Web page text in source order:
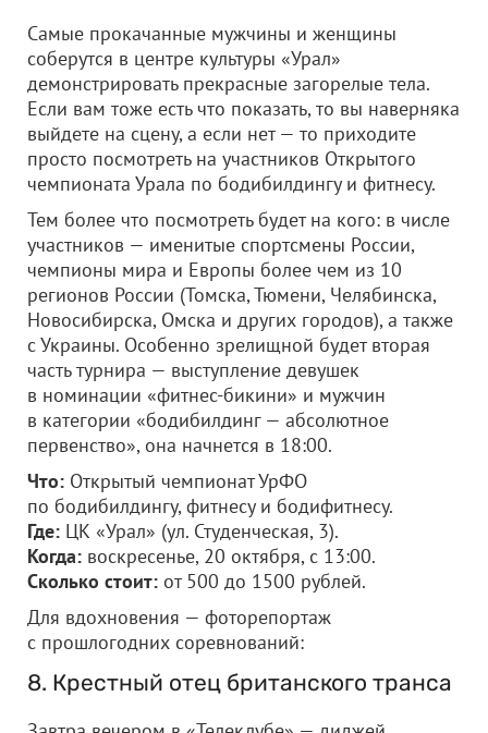
Самые прокачанные мужчины и женщины
соберутся в центре культуры «Урал»
демонстрировать прекрасные загорелые тела.
Если вам тоже есть что показать, то вы наверняка
выйдете на сцену, а если нет — то приходите
просто посмотреть на участников Открытого
чемпионата Урала по бодибилдингу и фитнесу.
Тем более что посмотреть будет на кого: в числе
участников — именитые спортсмены России,
чемпионы мира и Европы более чем из 10
регионов России (Томска, Тюмени, Челябинска,
Новосибирска, Омска и других городов), а также
с Украины. Особенно зрелищной будет вторая
часть турнира — выступление девушек
в номинации «фитнес-бикини» и мужчин
в категории «бодибилдинг — абсолютное
первенство», она начнется в 18:00.
Что: Открытый чемпионат УрФО
по бодибилдингу, фитнесу и бодифитнесу.
Где: ЦК «Урал» (ул. Студенческая, 3).
Когда: воскресенье, 20 октября, с 13:00.
Сколько стоит: от 500 до 1500 рублей.
Для вдохновения — фоторепортаж
с прошлогодних соревнований:
8. Крестный отец британского транса